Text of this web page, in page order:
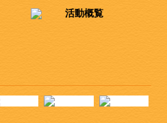
活動概覧